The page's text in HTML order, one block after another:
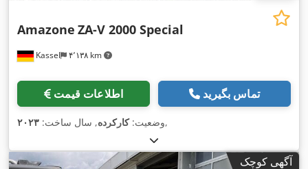
Kassel ۴٬۱۳۸ km
Amazone ZA-V 2000 Special
اطلاعات قیمت تماس بگیرید
وضعیت:کارکرده, سال ساخت: ۲۰۲۳ ,
آگهی کوچک